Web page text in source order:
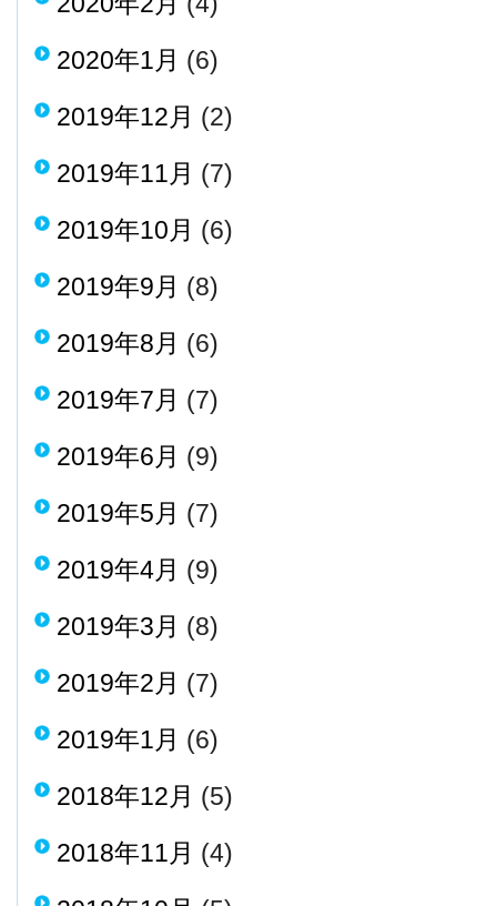
2020年1月 (6)
2019年12月 (2)
2019年11月 (7)
2019年10月 (6)
2019年9月 (8)
2019年8月 (6)
2019年7月 (7)
2019年6月 (9)
2019年5月 (7)
2019年4月 (9)
2019年3月 (8)
2019年2月 (7)
2019年1月 (6)
2018年12月 (5)
2018年11月 (4)